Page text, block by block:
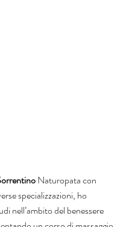
Naturopata con
specializzazioni, ho
nell’ambito del benessere